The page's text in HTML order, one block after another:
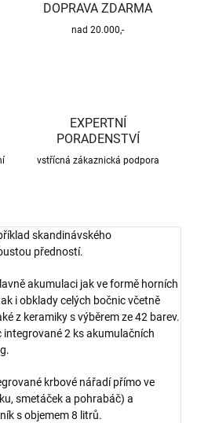
DOPRAVA ZDARMA
nad 20.000,-
EXPERTNÍ
PORADENSTVÍ
vstřícná zákaznická podpora
skandinávského
předností.
akumulaci jak ve formě horních
i obklady celých bočnic včetně
z keramiky s výběrem ze 42 barev.
2 ks akumulačních
krbové nářadí přímo ve
smetáček a pohrabáč) a
s objemem 8 litrů.